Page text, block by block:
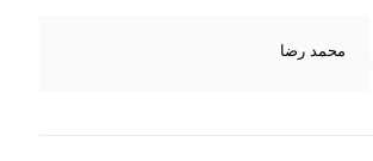
محمد رضا